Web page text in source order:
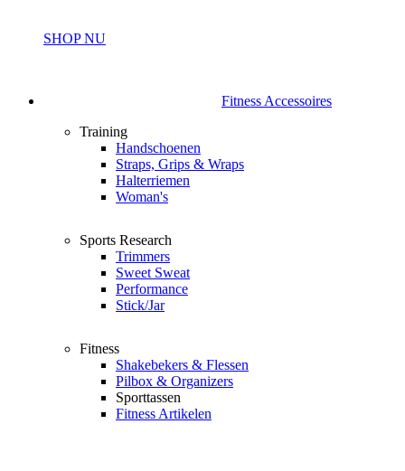
SHOP NU
Fitness Accessoires
Training
Handschoenen
Straps, Grips & Wraps
Halterriemen
Woman's
Sports Research
Trimmers
Sweet Sweat
Performance
Stick/Jar
Fitness
Shakebekers & Flessen
Pilbox & Organizers
Sporttassen
Fitness Artikelen